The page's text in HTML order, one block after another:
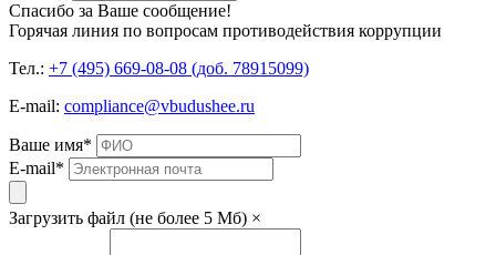
Спасибо за Ваше сообщение!
Горячая линия по вопросам противодействия коррупции
Тел.: +7 (495) 669-08-08 (доб. 78915099)
E-mail: compliance@vbudushee.ru
Ваше имя*
E-mail*
Загрузить файл (не более 5 Мб) ×